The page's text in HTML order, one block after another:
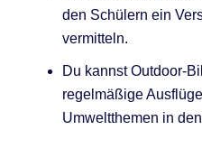
den Schülern ein
vermitteln.
Du kannst Outdoor-
regelmäßige
Umweltthemen in